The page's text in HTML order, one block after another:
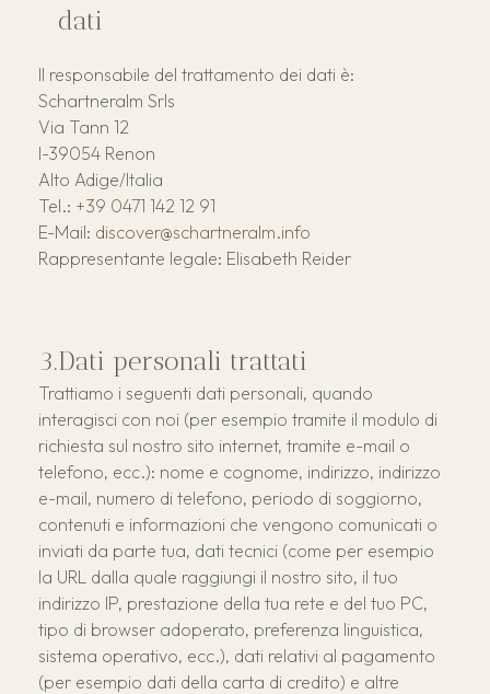
dati
Il responsabile del trattamento dei dati è:
Schartneralm Srls
Via Tann 12
I-39054 Renon
Alto Adige/Italia
Tel.: +39 0471 142 12 91
E-Mail: discover@schartneralm.info
Rappresentante legale: Elisabeth Reider
Dati personali trattati
Trattiamo i seguenti dati personali, quando
interagisci con noi (per esempio tramite il modulo di
richiesta sul nostro sito internet, tramite e-mail o
telefono, ecc.): nome e cognome, indirizzo, indirizzo
e-mail, numero di telefono, periodo di soggiorno,
contenuti e informazioni che vengono comunicati o
inviati da parte tua, dati tecnici (come per esempio
la URL dalla quale raggiungi il nostro sito, il tuo
indirizzo IP, prestazione della tua rete e del tuo PC,
tipo di browser adoperato, preferenza linguistica,
sistema operativo, ecc.), dati relativi al pagamento
(per esempio dati della carta di credito) e altre